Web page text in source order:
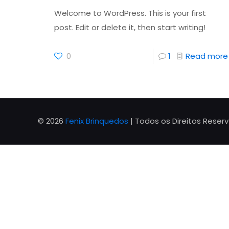
Welcome to WordPress. This is your first
post. Edit or delete it, then start writing!
0 1 Read more
© 2026 Fenix Brinquedos | Todos os Direitos